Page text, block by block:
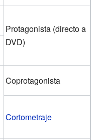
Protagonista (directo a
DVD)
Coprotagonista
Cortometraje